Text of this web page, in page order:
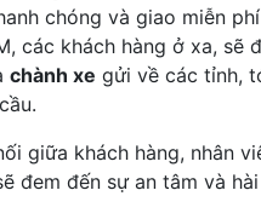
chóng và giao miễn
các khách hàng ở xa, sẽ
chành xe gửi về các tỉnh,
giữa khách hàng, nhân
đem đến sự an tâm và